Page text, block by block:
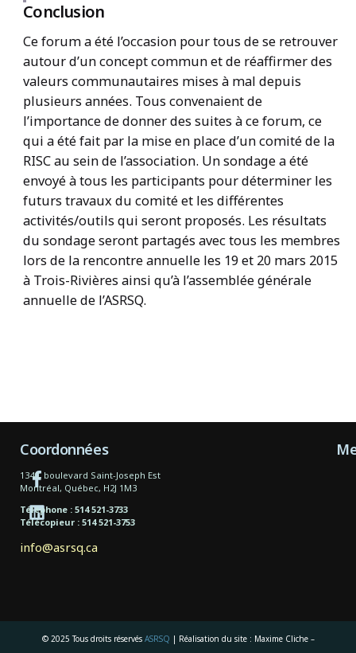
Conclusion
Ce forum a été l’occasion pour tous de se retrouver
autour d’un concept commun et de réaffirmer des
valeurs communautaires mises à mal depuis
plusieurs années. Tous convenaient de
l’importance de donner des suites à ce forum, ce
qui a été fait par la mise en place d’un comité de la
RISC au sein de l’association. Un sondage a été
envoyé à tous les participants pour déterminer les
futurs travaux du comité et les différentes
activités/outils qui seront proposés. Les résultats
du sondage seront partagés avec tous les membres
lors de la rencontre annuelle les 19 et 20 mars 2015
à Trois-Rivières ainsi qu’à l’assemblée générale
annuelle de l’ASRSQ.
Coordonnées
1340, boulevard Saint-Joseph Est
Montréal, Québec, H2J 1M3
Téléphone : 514 521-3733
Télécopieur : 514 521-3753
info@asrsq.ca
© 2025 Tous droits réservés ASRSQ | Réalisation du site : Maxime Cliche –